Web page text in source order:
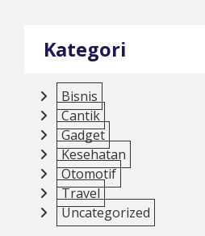
Kategori
Bisnis
Cantik
Gadget
Kesehatan
Otomotif
Travel
Uncategorized